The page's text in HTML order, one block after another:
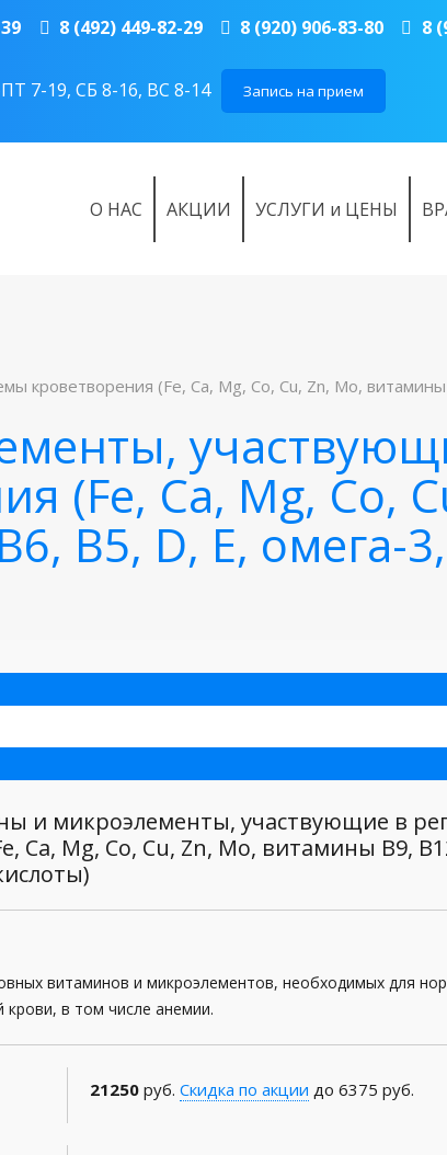
8 (492) 449-82-29 8 (920) 906-83-80 8
7-19, СБ 8-16, ВС 8-14 Запись на прием
О НАС АКЦИИ УСЛУГИ и ЦЕНЫ
кроветворения (Fe, Ca, Mg, Co, Cu, Zn, Mo,
(Fe, Ca, Mg, Co,
B5, D, E, омега-
и микроэлементы, участвующие в
Ca, Mg, Co, Cu, Zn, Mo, витамины B9,
витаминов и микроэлементов, необходимых для
крови, в том числе анемии.
21250 руб. Скидка по акции до 6375 руб.